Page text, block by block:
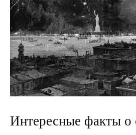
Интересные факты о